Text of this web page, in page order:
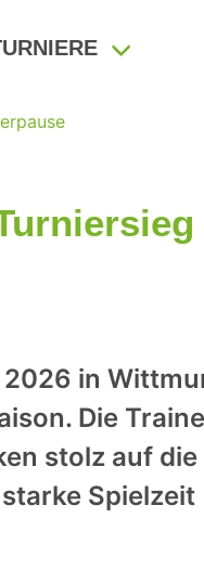
in
Die
stolz auf die
Spielzeit